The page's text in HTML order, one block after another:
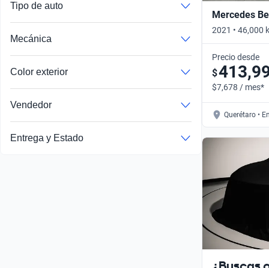
Tipo de auto
Mecánica
Color exterior
Vendedor
Entrega y Estado
Mercedes
2021 • 46,000
• Automático
Precio desde
$
$7,678 / mes*
Querétaro •